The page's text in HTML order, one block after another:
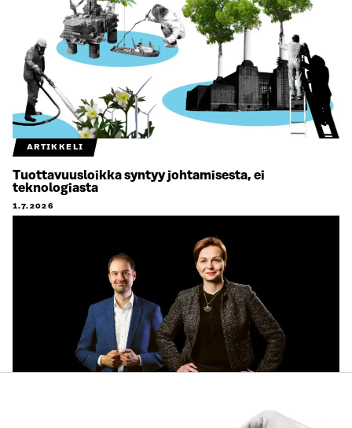
ARTIKKELI
Tuottavuusloikka syntyy johtamisesta, ei
teknologiasta
1.7.2026